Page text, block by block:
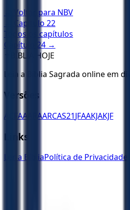
← Voltar para NBV
← Capítulo 22
Todos os capítulos
Capítulo
24 →
BÍBLIA HOJE
Leia a Bíblia Sagrada online em
Versões
ACFAA ARAARCAS21JFAAKJAKJF
Links
Ler a BíbliaPolítica de Privacidade